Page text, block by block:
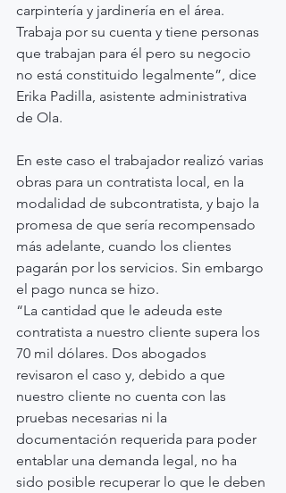
carpintería y jardinería en el área.
Trabaja por su cuenta y tiene personas
que trabajan para él pero su negocio
no está constituido legalmente”, dice
Erika Padilla, asistente administrativa
de Ola.
En este caso el trabajador realizó varias
obras para un contratista local, en la
modalidad de subcontratista, y bajo la
promesa de que sería recompensado
más adelante, cuando los clientes
pagarán por los servicios. Sin embargo
el pago nunca se hizo.
“La cantidad que le adeuda este
contratista a nuestro cliente supera los
70 mil dólares. Dos abogados
revisaron el caso y, debido a que
nuestro cliente no cuenta con las
pruebas necesarias ni la
documentación requerida para poder
entablar una demanda legal, no ha
sido posible recuperar lo que le deben